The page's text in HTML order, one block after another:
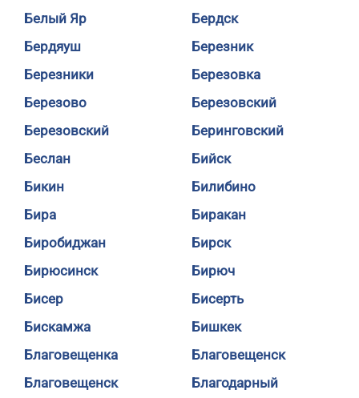
Белый Яр
Бердск
Бердяуш
Березник
Березники
Березовка
Березово
Березовский
Березовский
Беринговский
Беслан
Бийск
Бикин
Билибино
Бира
Биракан
Биробиджан
Бирск
Бирюсинск
Бирюч
Бисер
Бисерть
Бискамжа
Бишкек
Благовещенка
Благовещенск
Благовещенск
Благодарный